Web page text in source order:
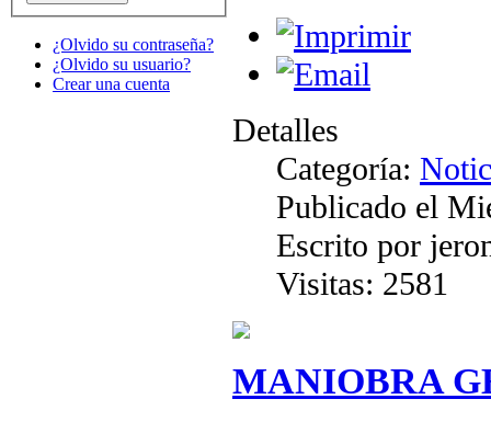
¿Olvido su contraseña?
¿Olvido su usuario?
Crear una cuenta
Detalles
Categoría:
Publicado el
Escrito por
Visitas: 2581
MANIOBRA